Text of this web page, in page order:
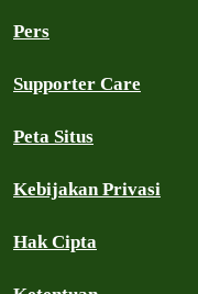
Pers
Supporter Care
Peta Situs
Kebijakan Privasi
Hak Cipta